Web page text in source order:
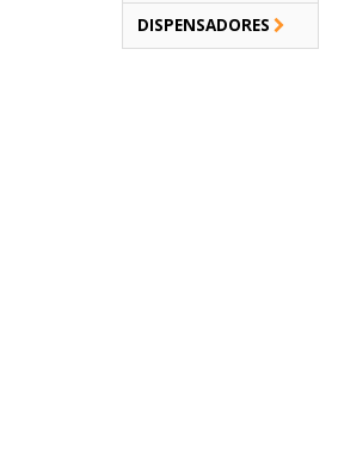
DISPENSADORES